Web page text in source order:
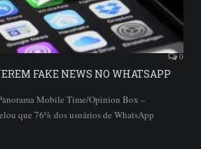
0
FAKE NEWS NO WHATSAPP
Mobile Time/Opinion Box –
que 76% dos usuários de WhatsApp